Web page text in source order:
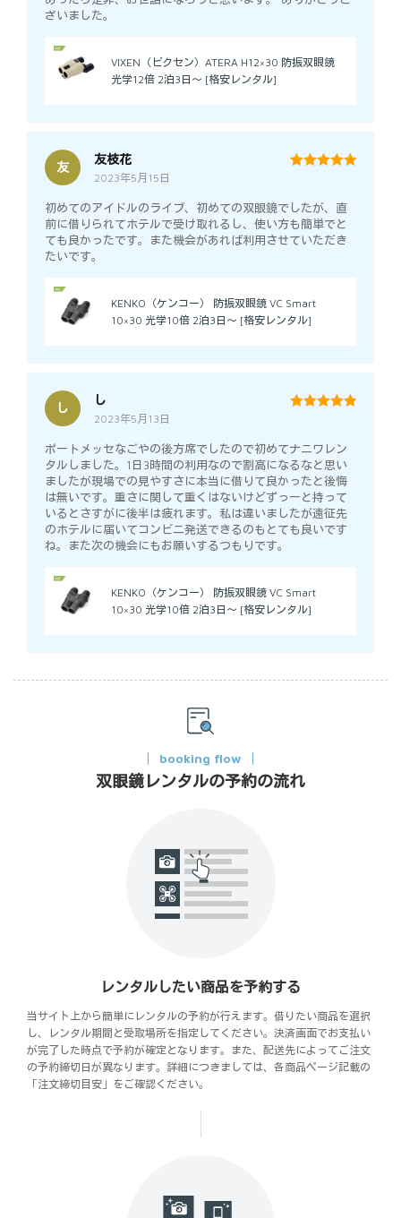
ざいました。
VIXEN（ビクセン）ATERA H12×30 防振双眼鏡
光学12倍 2泊3日～ [格安レンタル]
友
友枝花
2023年5月15日
初めてのアイドルのライブ、初めての双眼鏡でしたが、直
前に借りられてホテルで受け取れるし、使い方も簡単でと
ても良かったです。また機会があれば利用させていただき
たいです。
KENKO（ケンコー） 防振双眼鏡 VC Smart
10×30 光学10倍 2泊3日～ [格安レンタル]
し
し
2023年5月13日
ポートメッセなごやの後方席でしたので初めてナニワレン
タルしました。1日3時間の利用なので割高になるなと思い
ましたが現場での見やすさに本当に借りて良かったと後悔
は無いです。重さに関して重くはないけどずっーと持って
いるとさすがに後半は疲れます。私は違いましたが遠征先
のホテルに届いてコンビニ発送できるのもとても良いです
ね。また次の機会にもお願いするつもりです。
KENKO（ケンコー） 防振双眼鏡 VC Smart
10×30 光学10倍 2泊3日～ [格安レンタル]
booking flow
双眼鏡レンタルの予約の流れ
レンタルしたい商品を予約する
当サイト上から簡単にレンタルの予約が行えます。借りたい商品を選択
し、レンタル期間と受取場所を指定してください。決済画面でお支払い
が完了した時点で予約が確定となります。また、配送先によってご注文
の予約締切日が異なります。詳細につきましては、各商品ページ記載の
「注文締切目安」をご確認ください。